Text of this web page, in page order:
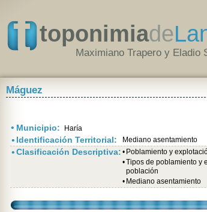
toponimiade
Maximiano Trapero y Eladio
Máguez
• Municipio: Haría
• Identificación Territorial: Mediano asentamiento
•Clasificación Descriptiva: • Poblamiento y
•Tipos de poblamiento y
población
• Mediano asentamiento